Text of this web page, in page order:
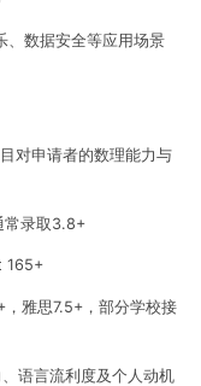
、数据安全等应用场景
对申请者的数理能力与
常录取3.8+
165+
雅思7.5+，部分学校接
语言流利度及个人动机